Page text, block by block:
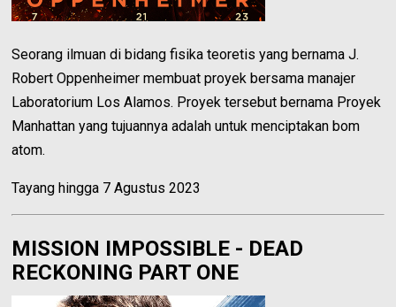
Seorang ilmuan di bidang fisika teoretis yang bernama J.
Robert Oppenheimer membuat proyek bersama manajer
Laboratorium Los Alamos. Proyek tersebut bernama Proyek
Manhattan yang tujuannya adalah untuk menciptakan bom
atom.
Tayang hingga 7 Agustus 2023
MISSION IMPOSSIBLE - DEAD
RECKONING PART ONE